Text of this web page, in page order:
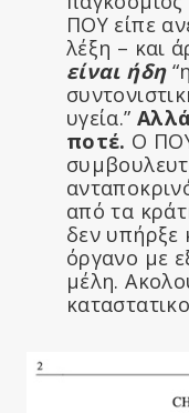
ΠΟΥ είπε
λέξη – και
είναι ήδη
υγεία.”
ποτέ. Ο
από τα
δεν υπήρξε
όργανο με
μέλη.